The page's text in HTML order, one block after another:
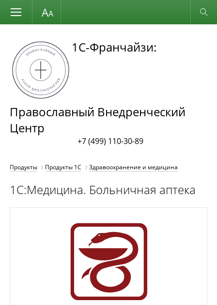
Размер шрифта Обычная версия
1С-Франчайзи:
Православный Внедренческий
Центр
+7 (499) 110-30-89
Продукты Продукты 1С Здравоохранение и медицина
1С:Медицина. Больничная аптека